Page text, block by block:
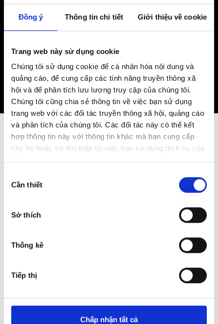
Đồng ý Thông tin chi tiết Giới thiệu về cookie
Trang web này sử dụng cookie
Chúng tôi sử dụng cookie để cá nhân hóa nội dung và
quảng cáo, để cung cấp các tính năng truyền thông xã
hội và để phân tích lưu lượng truy cập của chúng tôi.
Chúng tôi cũng chia sẻ thông tin về việc bạn sử dụng
trang web với các đối tác truyền thông xã hội, quảng cáo
và phân tích của chúng tôi. Các đối tác này có thể kết
hợp thông tin này với thông tin khác mà bạn cung cấp
cho họ hoặc họ thu thập từ việc bạn sử dụng dịch vụ của
chọn
Cần thiết
Sở thích
Thống kê
Tiếp thị
Chấp nhận tất cả